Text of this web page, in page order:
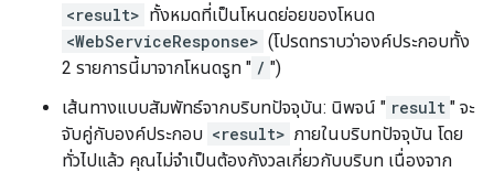
<result> ทั้งหมดที่เป็นโหนดย่อยของโหนด
<WebServiceResponse> (โปรดทราบว่าองค์ประกอบทั้ง
2 รายการนี้มาจากโหนดรูท " / ")
เส้นทางแบบสัมพัทธ์จากบริบทปัจจุบัน: นิพจน์ " result " จะ
จับคู่กับองค์ประกอบ <result> ภายในบริบทปัจจุบัน โดย
ทั่วไปแล้ว คุณไม่จำเป็นต้องกังวลเกี่ยวกับบริบท เนื่องจาก